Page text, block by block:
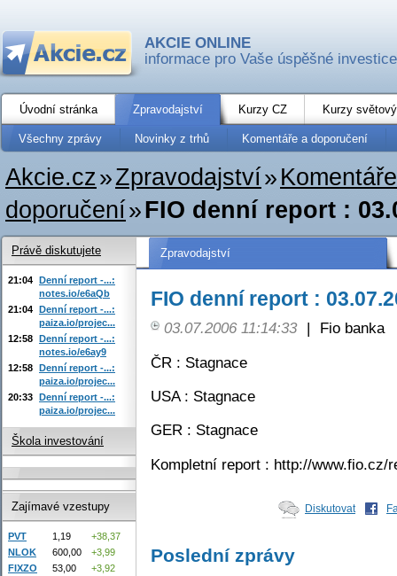
AKCIE ONLINE
informace pro Vaše úspěšné investice
Úvodní stránka Zpravodajství Kurzy CZ Kurzy
Všechny zprávy Novinky z trhů Komentáře a doporučení
Akcie.cz»Zpravodajství»
doporučení»FIO denní report :
Zpravodajství
FIO denní report :
03.07.2006 11:14:33 |
Fio banka
ČR : Stagnace
USA : Stagnace
GER : Stagnace
Kompletní report : http://www.fio.cz/
Diskutovat
Poslední zprávy
Právě diskutujete
21:04 Denní report -...:
notes.io/e6aQb
21:04 Denní report -...:
paiza.io/projec...
12:58 Denní report -...:
notes.io/e6ay9
12:58 Denní report -...:
paiza.io/projec...
20:33 Denní report -...:
paiza.io/projec...
Škola investování
Zajímavé vzestupy
PVT 1,19
+38,37
NLOK
600,00
+3,99
FIXZO
53,00
+3,92